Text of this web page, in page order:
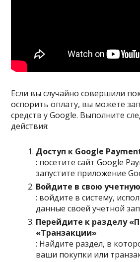
Если вы случайно совершили
оспорить оплату, вы можете
средств у Google. Выполните
действия:
Доступ к Google
: посетите сайт Google
запустите приложение
Войдите в свою
: войдите в систему,
данные своей учетной
Перейдите к разделу
«Транзакции»
: Найдите раздел, в
ваши покупки или